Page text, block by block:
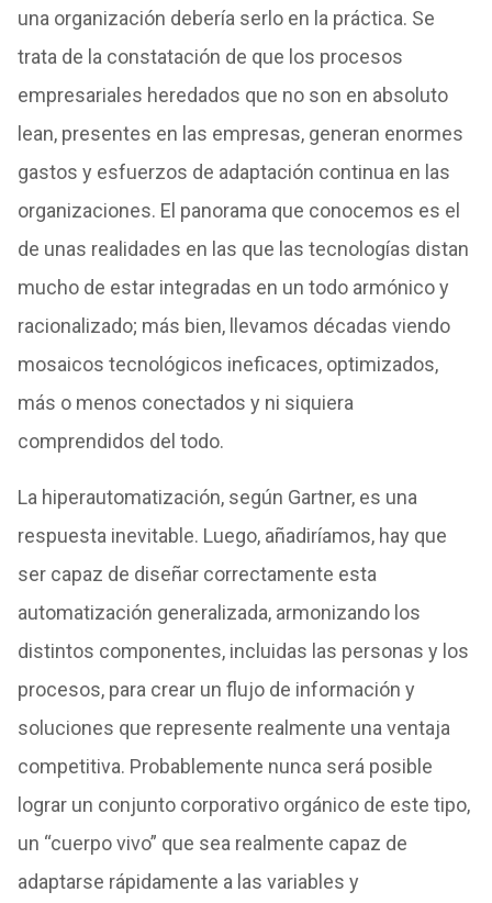
una organización debería serlo en la práctica. Se
trata de la constatación de que los procesos
empresariales heredados que no son en absoluto
lean, presentes en las empresas, generan enormes
gastos y esfuerzos de adaptación continua en las
organizaciones. El panorama que conocemos es el
de unas realidades en las que las tecnologías distan
mucho de estar integradas en un todo armónico y
racionalizado; más bien, llevamos décadas viendo
mosaicos tecnológicos ineficaces, optimizados,
más o menos conectados y ni siquiera
comprendidos del todo.
La hiperautomatización, según Gartner, es una
respuesta inevitable. Luego, añadiríamos, hay que
ser capaz de diseñar correctamente esta
automatización generalizada, armonizando los
distintos componentes, incluidas las personas y los
procesos, para crear un flujo de información y
soluciones que represente realmente una ventaja
competitiva. Probablemente nunca será posible
lograr un conjunto corporativo orgánico de este tipo,
un “cuerpo vivo” que sea realmente capaz de
adaptarse rápidamente a las variables y